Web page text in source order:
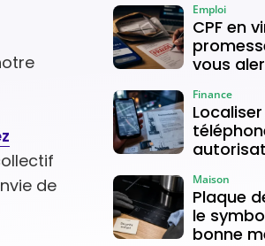
de
CPF en
vous
Emploi
Finance
Plaque
le
bonne
Maison